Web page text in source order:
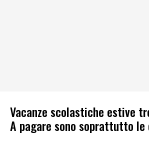
Vacanze scolastiche estive
A pagare sono soprattutto le